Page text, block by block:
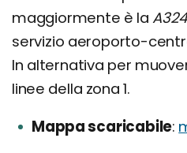
maggiormente è la
servizio aeroporto-
In alternativa per
linee della zona 1.
Mappa scaricabile